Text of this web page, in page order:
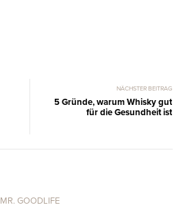
NÄCHSTER BEITRAG
5 Gründe, warum Whisky gut
für die Gesundheit ist
MR. GOODLIFE